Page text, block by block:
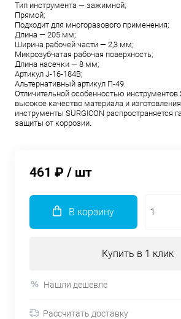
Тип инструмента — зажимной;
Прямой;
Подходит для многоразового применения;
Длина — 205 мм;
Ширина рабочей части — 2,3 мм;
Микрозубчатая рабочая поверхность;
Длина насечки — 8 мм;
Aртикул J-16-184B;
Aльтернативный артикул П-49.
Отличительной особенностью инструментов
высокое качество материала и
инструменты SURGICON распространяется
защиты от коррозии.
461 ₽ / шт
В корзину
Купить в 1 клик
Нашли дешевле
Рассчитать доставку